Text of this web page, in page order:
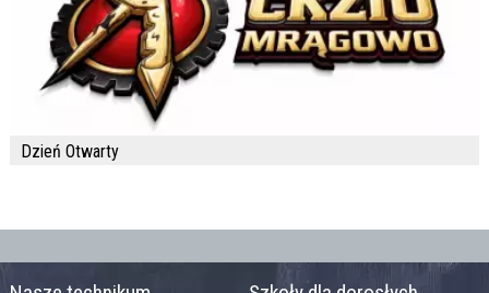
Dzień Otwarty